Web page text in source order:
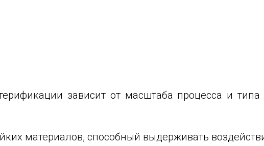
зависит от масштаба процесса и
материалов, способный выдерживать